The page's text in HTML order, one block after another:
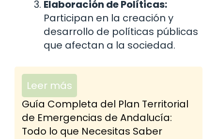
Elaboración de Políticas:
Participan en la creación y
desarrollo de políticas públicas
que afectan a la sociedad.
Leer más
Guía Completa del Plan Territorial
de Emergencias de Andalucía:
Todo lo que Necesitas Saber